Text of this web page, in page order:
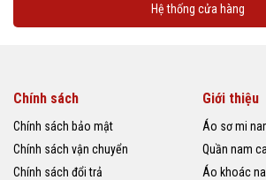
Hệ thống cửa hàng
Chính sách
Chính sách bảo mật
Chính sách vận chuyển
Chính sách đổi trả
Giới thiệu
Áo sơ mi
Quần nam
Áo khoác